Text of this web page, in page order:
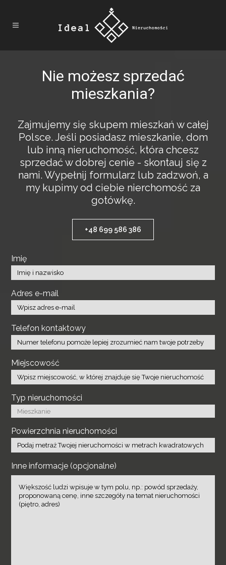
Nie możesz sprzedać
mieszkania?
Zajmujemy się skupem mieszkań w całej
Polsce. Jeśli posiadasz mieszkanie, dom
lub inną nieruchomość, która chcesz
sprzedać w dobrej cenie - skontauj się z
nami. Wypełnij formularz lub zadzwoń, a
my kupimy od ciebie nierchomość za
gotówkę.
+48 699 586 386
Imię
Adres e-mail
Telefon kontaktowy
Miejscowość
Typ nieruchomości
Powierzchnia nieruchomości
Inne informacje (opcjonalne)